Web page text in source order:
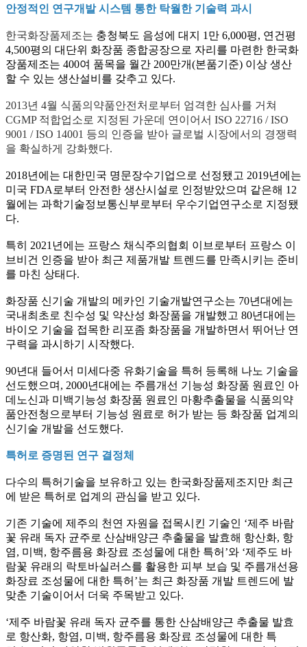
안정적인 연구개발 시스템 통한 탁월한 기술력 과시
한국화장품제조는 충청북도 음성에 대지 1 만 6,000평, 연건평
4,500평의 대단위 화장품 종합공장으로 자리를 마련한 한국화
장품제조는 400여 품목을 월간 200만개(본품기준) 이상 생산
할 수 있는 생산설비를 갖추고 있다.
2013년 4월 식품의약품안전처로부터 엄격한 심사를 거쳐
CGMP 적합업소로 지정된 가운데 연이어서 ISO 22716 / ISO
9001 / ISO 14001 등의 인증을 받아 글로벌 시장에서의 경쟁력
을 확실하게 강화했다.
2018년에는 대한민국 명문장수기업으로 선정됐고 2019년에는
미국 FDA 로부터 안전한 생산시설로 인정받았으며 같은해 12
월에는 과학기술정보통신부로부터 우수기업연구소로 지정됐
다.
특히 2021 년에는 프랑스 채식주의협회 이브로부터 프랑스 이
브비건 인증을 받아 최근 제품개발 트렌드를 만족시키는 준비
를 마친 상태다.
화장품 신기술 개발의 메카인 기술개발연구소는 70년대에는
국내최초로 친수성 및 약산성 화장품을 개발했고 80년대에는
바이오 기술을 접목한 리포좀 화장품을 개발하면서 뛰어난 연
구력을 과시하기 시작했다.
90년대 들어서 미세다중 유화기술을 특허 등록해 나노 기술을
선도했으며 , 2000년대에는 주름개선 기능성 화장품 원료인 아
데노신과 미백기능성 화장품 원료인 마황추출물을 식품의약
품안전청으로부터 기능성 원료로 허가 받는 등 화장품 업계의
신기술 개발을 선도했다.
특허로 증명된 연구 결정체
다수의 특허기술을 보유하고 있는 한국화장품제조지만 최근
에 받은 특허로 업계의 관심을 받고 있다.
기존 기술에 제주의 천연 자원을 접목시킨 기술인 ‘제주 바람
꽃 유래 독자 균주로 산삼배양근 추출물을 발효해 항산화, 항
염, 미백, 항주름용 화장료 조성물에 대한 특허 ’와 ‘제주도 바
람꽃 유래의 락토바실러스를 활용한 피부 보습 및 주름개선용
화장료 조성물에 대한 특허 ’는 최근 화장품 개발 트렌드에 발
맞춘 기술이어서 더욱 주목받고 있다.
‘제주 바람꽃 유래 독자 균주를 통한 산삼배양근 추출물 발효
로 항산화, 항염, 미백, 항주름용 화장료 조성물에 대한 특